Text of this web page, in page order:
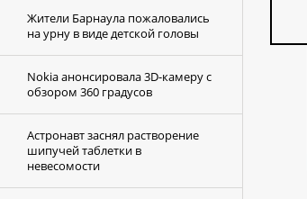
Жители Барнаула пожаловались
на урну в виде детской головы
Nokia анонсировала 3D-камеру с
обзором 360 градусов
Астронавт заснял растворение
шипучей таблетки в
невесомости